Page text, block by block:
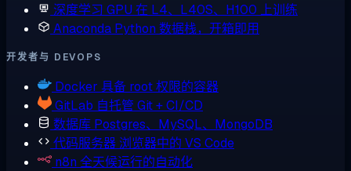
深度学习 GPU 在 L4、L40S、H100 上训练
Anaconda Python 数据栈，开箱即用
开发者与 DEVOPS
Docker 具备 root 权限的容器
GitLab 自托管 Git + CI/CD
数据库 Postgres、MySQL、MongoDB
代码服务器 浏览器中的 VS Code
n8n 全天候运行的自动化